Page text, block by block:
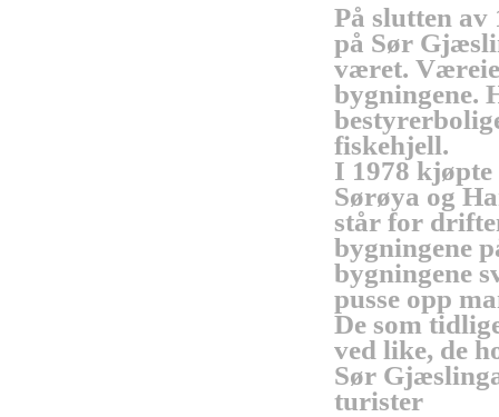
På slutten
på Sør
været.
bygningene.
fiskehjell.
I 1978
Sørøya og
står for
bygningene
bygningene
pusse opp
De som
ved like, de
Sør
turister